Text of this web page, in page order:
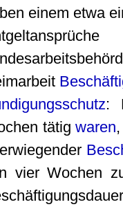
einem etwa
:
tätigwaren
vier Wochen